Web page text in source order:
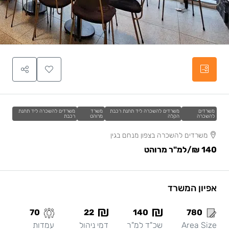
משרדים
להשכרה
משרדים להשכרה ליד תחנת רכבת
הקלה
משרד
מרוהט
משרדים להשכרה ליד תחנת
רכבת
משרדים להשכרה בצפון מנחם בגין
140 ₪ /למ"ר מרוהט
אפיון המשרד
780
Area Size
140
שכ"ד למ"ר
22
דמי ניהול
70
עמדות